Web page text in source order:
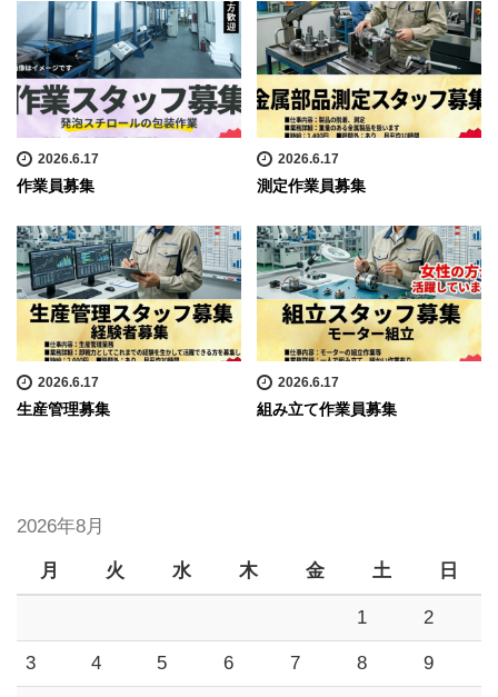
2026.6.17
作業員募集
2026.6.17
測定作業員募集
2026.6.17
生産管理募集
2026.6.17
組み立て作業員募集
2026年8月
月 火 水 木 金 土 日
1 2
3 4 5 6 7 8 9